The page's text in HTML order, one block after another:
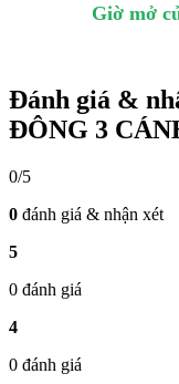
Giờ mở
Đánh giá &
ĐÔNG 3
0/5
0 đánh giá & nhận xét
5
0 đánh giá
4
0 đánh giá